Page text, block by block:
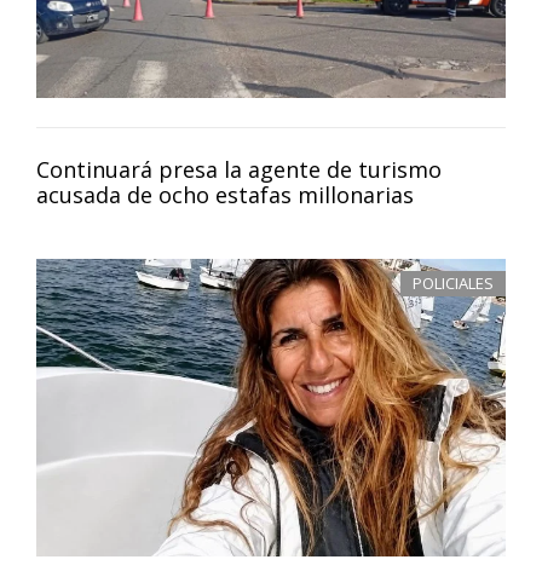
Continuará presa la agente de turismo
acusada de ocho estafas millonarias
POLICIALES